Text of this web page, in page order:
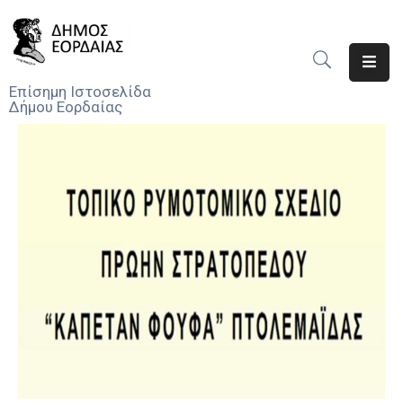
Επίσημη Ιστοσελίδα
Δήμου Εορδαίας
Ο
Υπηρεσίες
Αποφάσεις